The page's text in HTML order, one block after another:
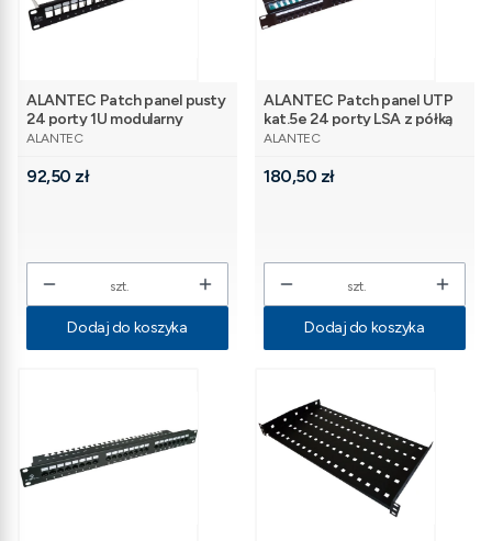
ALANTEC Patch panel pusty
24 porty 1U modularny
PRODUCENT
ALANTEC
Cena
92,50 zł
szt.
Dodaj do koszyka
ALANTEC Patch panel UTP
kat.5e 24 porty LSA z półką
1U
PRODUCENT
ALANTEC
Cena
180,50 zł
szt.
Dodaj do koszyka